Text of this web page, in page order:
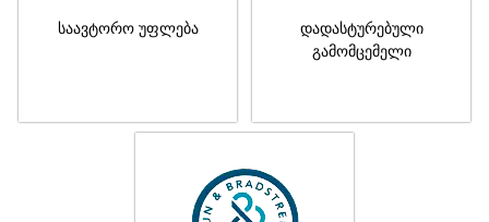
საავტორო უფლება
დადასტურებული
გამომცემელი